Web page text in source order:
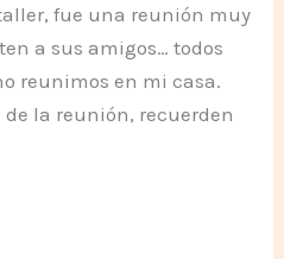
fue una reunión muy
a sus amigos… todos
reunimos en mi casa.
la reunión, recuerden